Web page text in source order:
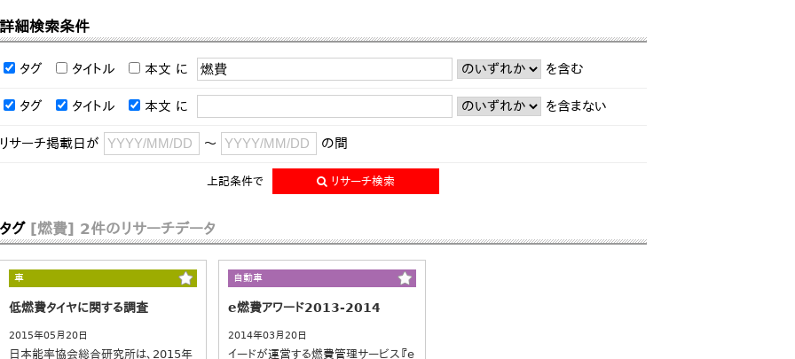
詳細検索条件
タグ タイトル 本文 に を含む
タグ タイトル 本文 に を含まない
リサーチ掲載日が ～ の間
上記条件で リサーチ検索
タグ [燃費] 2件のリサーチデータ
車
低燃費タイヤに関する調査
2015年05月20日
日本能率協会総合研究所は、2015年
自動車
e燃費アワード2013-2014
2014年03月20日
イードが運営する燃費管理サービス『e